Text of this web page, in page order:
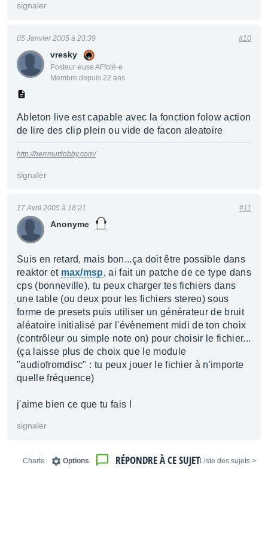
signaler
vresky
Posteur·euse AFfolé·e
Membre depuis 22 ans
05 Janvier 2005 à 23:39 #10
Ableton live est capable avec la fonction folow action
de lire des clip plein ou vide de facon aleatoire
http://herrmuttlobby.com/
signaler
Anonyme
17 Avril 2005 à 18:21 #11
Suis en retard, mais bon...ça doit être possible dans
reaktor et max/msp, ai fait un patche de ce type dans
cps (bonneville), tu peux charger tes fichiers dans
une table (ou deux pour les fichiers stereo) sous
forme de presets puis utiliser un générateur de bruit
aléatoire initialisé par l'évènement midi de ton choix
(contrôleur ou simple note on) pour choisir le fichier...
(ça laisse plus de choix que le module
"audiofromdisc" : tu peux jouer le fichier à n'importe
quelle fréquence)
j'aime bien ce que tu fais !
signaler
< Liste des sujets
RÉPONDRE À CE SUJET
Options
Charte